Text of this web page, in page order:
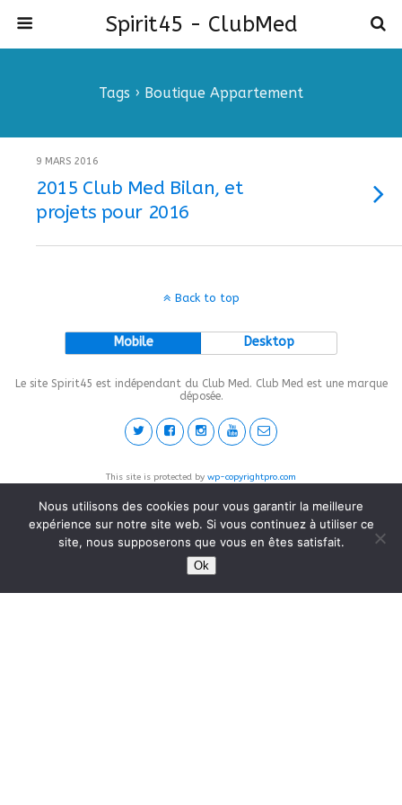
Spirit45 - ClubMed
Tags › Boutique Appartement
9 MARS 2016
2015 Club Med Bilan, et
projets pour 2016
Back to top
Mobile Desktop
Le site Spirit45 est indépendant du Club Med. Club Med est une marque
déposée.
This site is protected by wp-copyrightpro.com
Nous utilisons des cookies pour vous garantir la meilleure
expérience sur notre site web. Si vous continuez à utiliser ce
site, nous supposerons que vous en êtes satisfait.
Ok